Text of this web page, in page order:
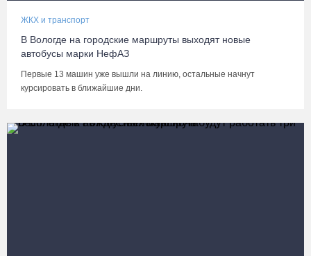
ЖКХ и транспорт
В Вологде на городские маршруты выходят новые
автобусы марки НефАЗ
Первые 13 машин уже вышли на линию, остальные начнут
курсировать в ближайшие дни.